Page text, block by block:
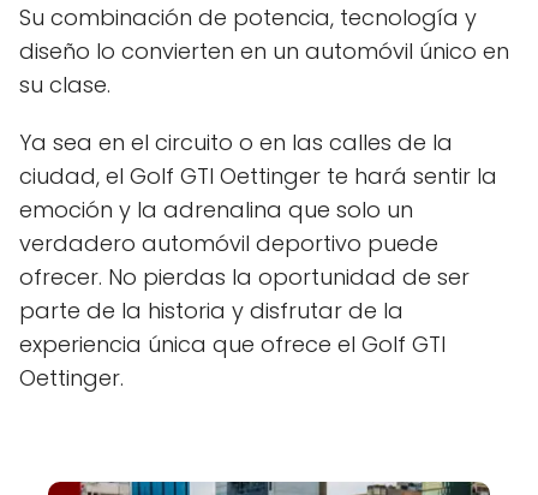
Su combinación de potencia, tecnología y
diseño lo convierten en un automóvil único en
su clase.
Ya sea en el circuito o en las calles de la
ciudad, el Golf GTI Oettinger te hará sentir la
emoción y la adrenalina que solo un
verdadero automóvil deportivo puede
ofrecer. No pierdas la oportunidad de ser
parte de la historia y disfrutar de la
experiencia única que ofrece el Golf GTI
Oettinger.